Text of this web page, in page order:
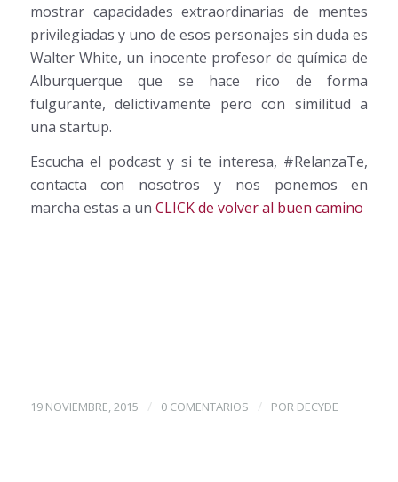
mostrar capacidades extraordinarias de mentes
privilegiadas y uno de esos personajes sin duda es
Walter White, un inocente profesor de química de
Alburquerque que se hace rico de forma
fulgurante, delictivamente pero con similitud a
una startup.
Escucha el podcast y si te interesa, #RelanzaTe,
contacta con nosotros y nos ponemos en
marcha estas a un CLICK de volver al buen camino
19 NOVIEMBRE, 2015 / 0 COMENTARIOS / POR DECYDE